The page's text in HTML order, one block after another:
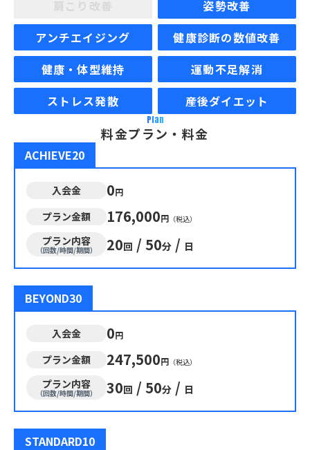
姿勢改善
アンチエイジング
健康診断の数値改善
健康・体型維持
運動不足解消
ストレス発散
産後ダイエット
Plan
料金プラン・料金
ACHIEVE20
入会金 0円
プラン金額 176,000円 （税込）
プラン内容
（回数/時間/期間） 20回 / 50分 / 日
BEYOND30
入会金 0円
プラン金額 247,500円 （税込）
プラン内容
（回数/時間/期間） 30回 / 50分 / 日
STANDARD10